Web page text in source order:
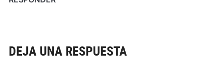
DEJA UNA RESPUESTA